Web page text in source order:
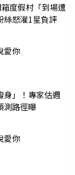
度假村「到場遭
怒灌1星負評
愛你
身」！專家估週
路徑曝
愛你